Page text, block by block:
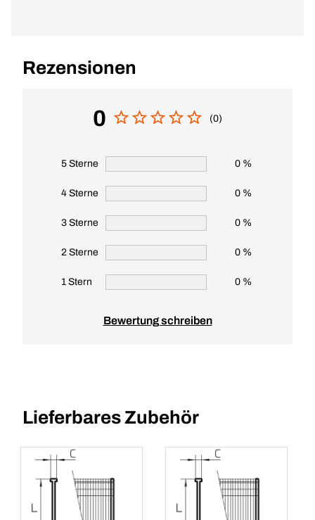
Rezensionen
0 (0)
5 Sterne 0 %
4 Sterne 0 %
3 Sterne 0 %
2 Sterne 0 %
1 Stern 0 %
Bewertung schreiben
Lieferbares Zubehör